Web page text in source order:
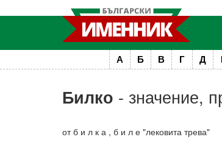
А Б В Г Д
Билко - значение,
от б и л к а , б и л е "лековита трева"